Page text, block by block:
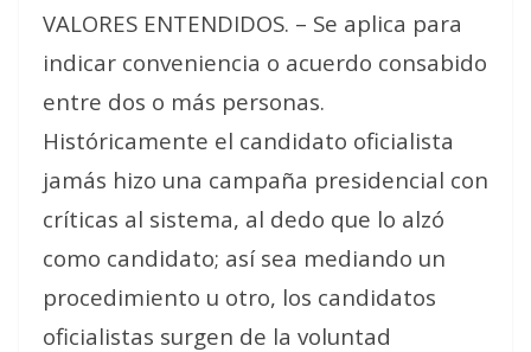
VALORES ENTENDIDOS. – Se aplica para
indicar conveniencia o acuerdo consabido
entre dos o más personas.
Históricamente el candidato oficialista
jamás hizo una campaña presidencial con
críticas al sistema, al dedo que lo alzó
como candidato; así sea mediando un
procedimiento u otro, los candidatos
oficialistas surgen de la voluntad